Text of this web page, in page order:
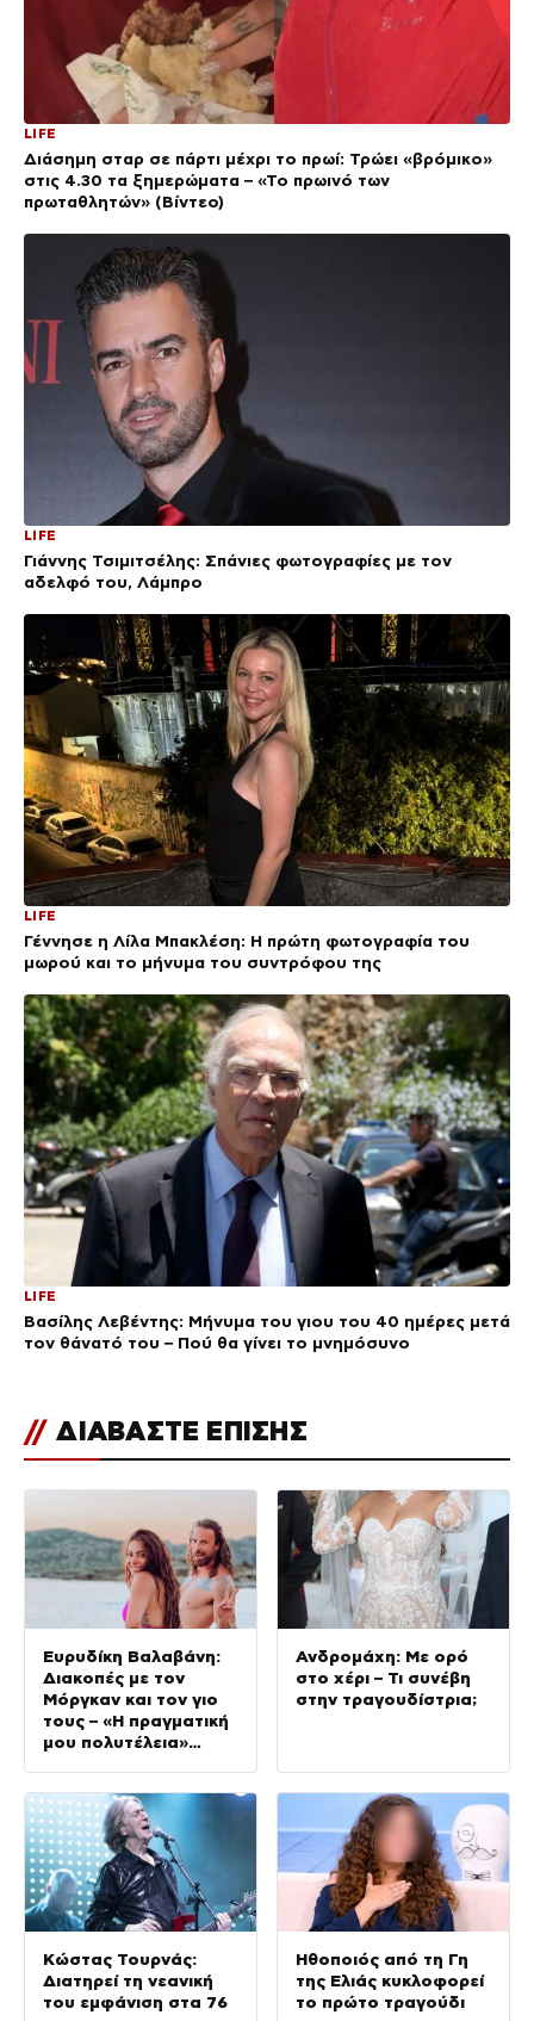
LIFE
Διάσημη σταρ σε πάρτι μέχρι το πρωί: Τρώει «βρόμικο»
στις 4.30 τα ξημερώματα – «Το πρωινό των
πρωταθλητών» (Βίντεο)
LIFE
Γιάννης Τσιμιτσέλης: Σπάνιες φωτογραφίες με τον
αδελφό του, Λάμπρο
LIFE
Γέννησε η Λίλα Μπακλέση: Η πρώτη φωτογραφία του
μωρού και το μήνυμα του συντρόφου της
LIFE
Βασίλης Λεβέντης: Μήνυμα του γιου του 40 ημέρες μετά
τον θάνατό του – Πού θα γίνει το μνημόσυνο
// ΔΙΑΒΑΣΤΕ ΕΠΙΣΗΣ
Ευρυδίκη Βαλαβάνη:
Διακοπές με τον
Μόργκαν και τον γιο
τους – «Η πραγματική
μου πολυτέλεια»
Ανδρομάχη: Με ορό
στο χέρι – Τι συνέβη
στην τραγουδίστρια;
Κώστας Τουρνάς:
Διατηρεί τη νεανική
του εμφάνιση στα 76
Ηθοποιός από τη Γη
της Ελιάς κυκλοφορεί
το πρώτο τραγούδι